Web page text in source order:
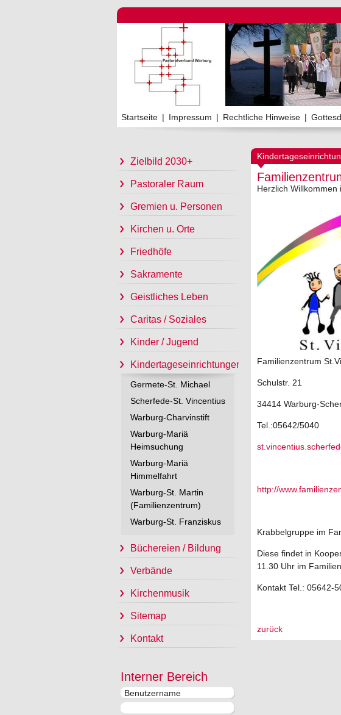
Startseite | Impressum | Rechtliche Hinweise |
Zielbild 2030+
Pastoraler Raum
Gremien u. Personen
Kirchen u. Orte
Friedhöfe
Sakramente
Geistliches Leben
Caritas / Soziales
Kinder / Jugend
Kindertageseinrichtungen
Germete-St. Michael
Scherfede-St. Vincentius
Warburg-Charvinstift
Warburg-Mariä
Heimsuchung
Warburg-Mariä
Himmelfahrt
Warburg-St. Martin
(Familienzentrum)
Warburg-St. Franziskus
Büchereien / Bildung
Verbände
Kirchenmusik
Sitemap
Kontakt
Interner Bereich
Herzlich
Familienzentrum
Schulstr. 21
34414 Warburg-
Tel.:05642/5040
http://
Krabbelgruppe im
Diese findet in
11.30 Uhr im
Kontakt Tel.: 05642-
zurück